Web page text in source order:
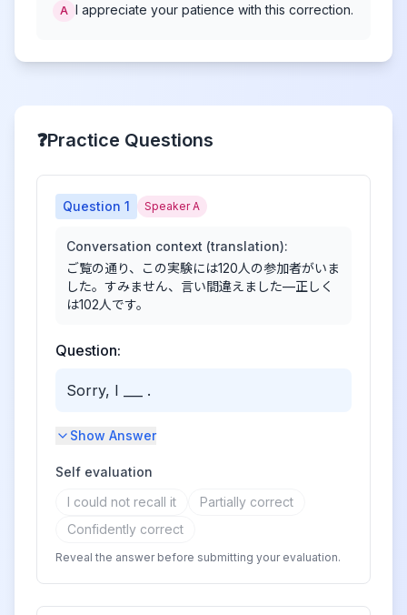
A I appreciate your patience with this correction.
❓Practice Questions
Question 1 Speaker A
Conversation context (translation):
ご覧の通り、この実験には120人の参加者がいま
した。すみません、言い間違えました—正しく
は102人です。
Question:
Sorry, I ___ .
Show Answer
Self evaluation
I could not recall it
Partially correct
Confidently correct
Reveal the answer before submitting your evaluation.